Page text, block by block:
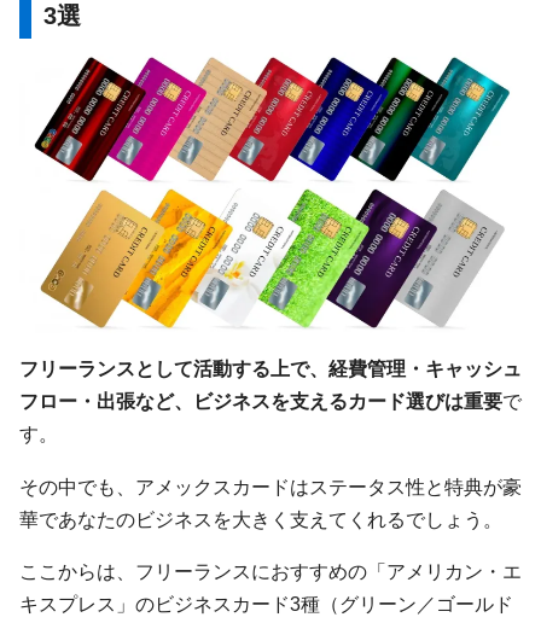
3選
フリーランスとして活動する上で、経費管理・キャッシュ
フロー・出張など、ビジネスを支えるカード選びは重要で
す。
その中でも、アメックスカードはステータス性と特典が豪
華であなたのビジネスを大きく支えてくれるでしょう。
ここからは、フリーランスにおすすめの「アメリカン・エ
キスプレス」のビジネスカード3種（グリーン／ゴールド